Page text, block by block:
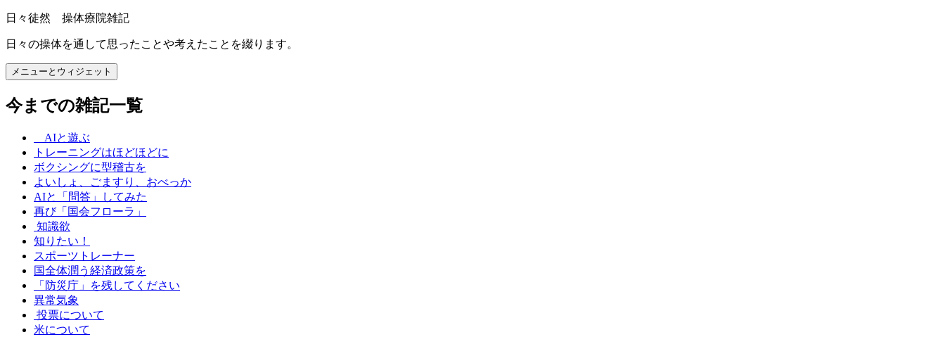
コ
テ
ン
ツ
ス
日々徒然 操体療院雑記
日々の操体を通して思ったことや考えたことを綴ります。
メニューとウィジェット
今までの雑記一覧
AIと遊ぶ
トレーニングはほどほどに
ボクシングに型稽古を
よいしょ、ごますり、おべっか
AIと「問答」してみた
再び「国会フローラ」
知識欲
知りたい！
スポーツトレーナー
国全体潤う経済政策を
「防災庁」を残してください
異常気象
投票について
米について